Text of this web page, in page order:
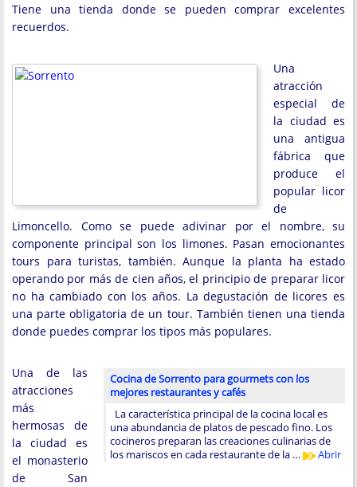
Tiene una tienda donde se pueden comprar excelentes
recuerdos.
Una
atracción
especial de
la ciudad es
una antigua
fábrica que
produce el
popular licor
de
Limoncello. Como se puede adivinar por el nombre, su
componente principal son los limones. Pasan emocionantes
tours para turistas, también. Aunque la planta ha estado
operando por más de cien años, el principio de preparar licor
no ha cambiado con los años. La degustación de licores es
una parte obligatoria de un tour. También tienen una tienda
donde puedes comprar los tipos más populares.
Cocina de Sorrento para gourmets con los
mejores restaurantes y cafés
La característica principal de la cocina local es
una abundancia de platos de pescado fino. Los
cocineros preparan las creaciones culinarias de
los mariscos en cada restaurante de la …
Abrir
Una de las
atracciones
más
hermosas de
la ciudad es
el monasterio
de San